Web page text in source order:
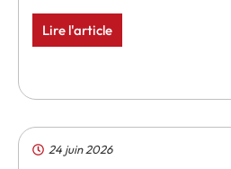
Lire l'article
24 juin 2026